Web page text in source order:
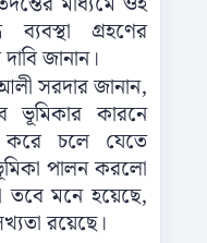
গ্রহণের
জানান।
সরদার জানান,
ভূমিকার কারনে
করে চলে যেতে
পালন করলো
তবে মনে হয়েছে,
রয়েছে।